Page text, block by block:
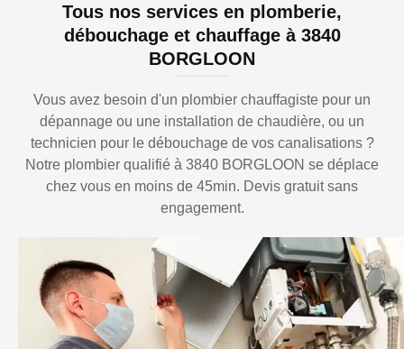
Tous nos services en plomberie,
débouchage et chauffage à 3840
BORGLOON
Vous avez besoin d'un plombier chauffagiste pour un
dépannage ou une installation de chaudière, ou un
technicien pour le débouchage de vos canalisations ?
Notre plombier qualifié à 3840 BORGLOON se déplace
chez vous en moins de 45min. Devis gratuit sans
engagement.